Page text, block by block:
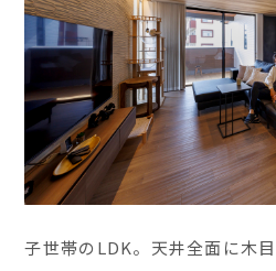
子世帯のLDK。天井全面に木